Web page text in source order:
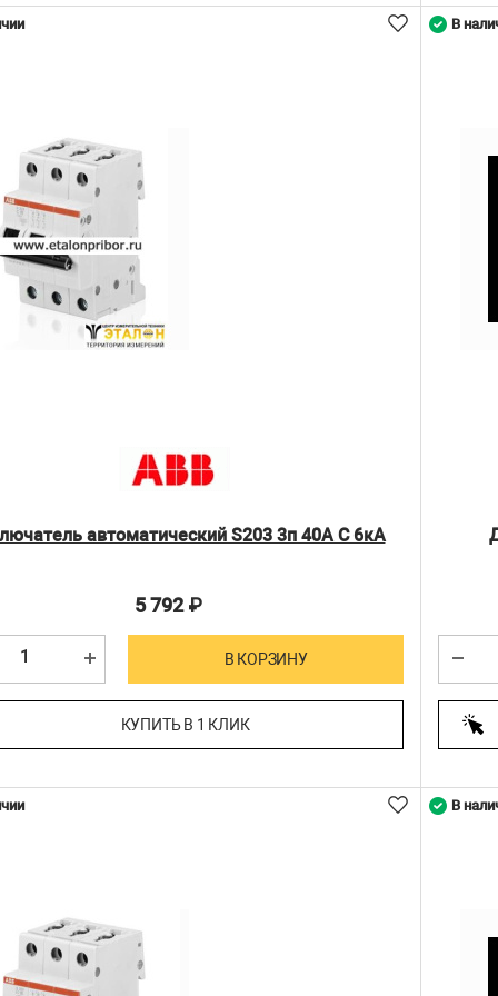
автоматический S203 3п 40А С 6кА
5 792₽
В КОРЗИНУ
КУПИТЬ В 1 КЛИК
В
В